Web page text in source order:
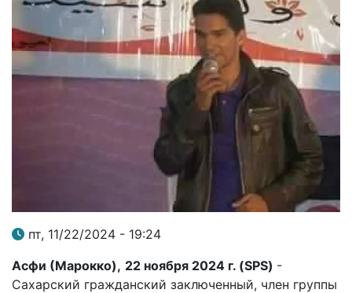
пт, 11/22/2024 - 19:24
Асфи (Марокко), 22 ноября 2024 г. (SPS) -
Сахарский гражданский заключенный, член группы